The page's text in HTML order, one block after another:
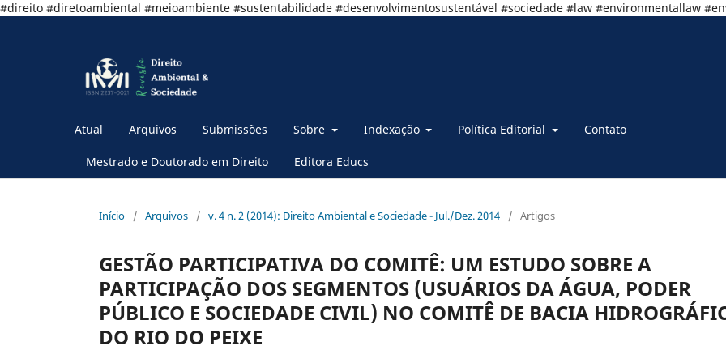
#direito #diretoambiental #meioambiente #sustentabilidade #desenvolvimentosustentável #sociedade #law #environmentallaw
Atual Arquivos Submissões Sobre Indexação Política Editorial Contato
Mestrado e Doutorado em Direito Editora Educs
Início / Arquivos / v. 4 n. 2 (2014): Direito Ambiental e Sociedade - Jul./Dez. 2014 / Artigos
GESTÃO PARTICIPATIVA DO COMITÊ: UM ESTUDO SOBRE A
PARTICIPAÇÃO DOS SEGMENTOS (USUÁRIOS DA ÁGUA, PODER
PÚBLICO E SOCIEDADE CIVIL) NO COMITÊ DE BACIA
DO RIO DO PEIXE